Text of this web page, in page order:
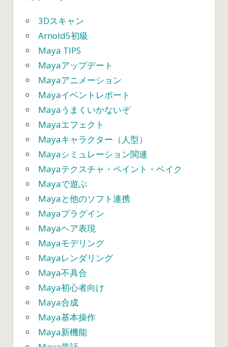
は
3Dスキャン
Arnold5初級
Maya TIPS
Mayaアップデート
Mayaアニメーション
Mayaイベントレポート
Mayaうまくいかないぞ
Mayaエフェクト
Mayaキャラクター（人型）
Mayaシミュレーション関連
Mayaテクスチャ・ペイント・ベイク
Mayaで遊ぶ
Mayaと他のソフト連携
Mayaプラグイン
Mayaヘア表現
Mayaモデリング
Mayaレンダリング
Maya不具合
Maya初心者向け
Maya合成
Maya基本操作
Maya新機能